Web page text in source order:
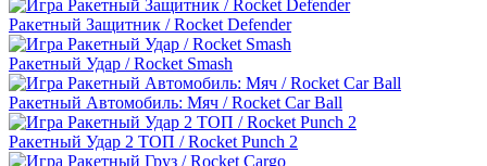
Ракетный Защитник / Rocket Defender
Ракетный Удар / Rocket Smash
Ракетный Автомобиль: Мяч / Rocket Car Ball
Ракетный Удар 2 ТОП / Rocket Punch 2